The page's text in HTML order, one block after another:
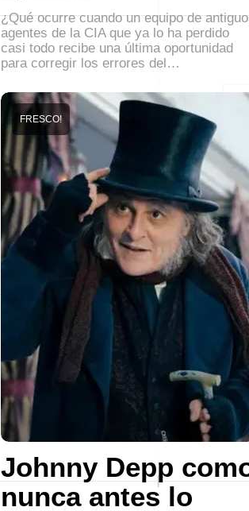
¿Qué ocurre cuando un equipo de
agentes de la CIA que ya lo ha perdido
casi todo recibe una última oportunidad
para corregir los errores del…
Johnny Depp
nunca antes lo
FRESCO!